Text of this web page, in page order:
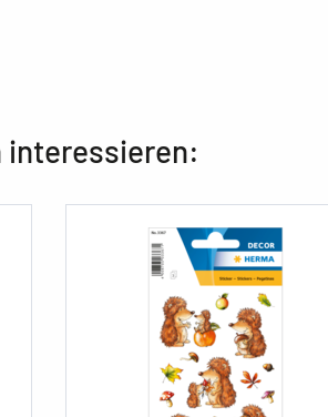
interessieren: